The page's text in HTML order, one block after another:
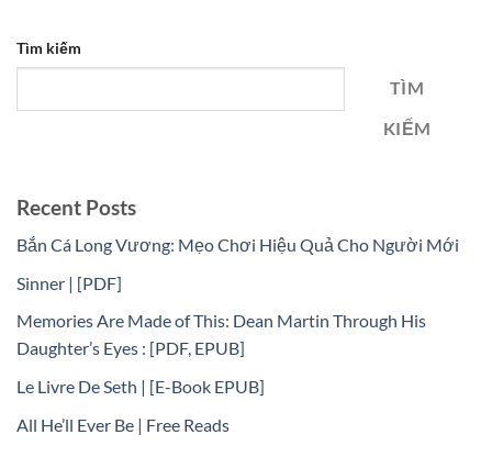
Tìm kiếm
TÌM
KIẾM
Recent Posts
Bắn Cá Long Vương: Mẹo Chơi Hiệu Quả Cho Người Mới
Sinner | [PDF]
Memories Are Made of This: Dean Martin Through His
Daughter’s Eyes : [PDF, EPUB]
Le Livre De Seth | [E-Book EPUB]
All He’ll Ever Be | Free Reads